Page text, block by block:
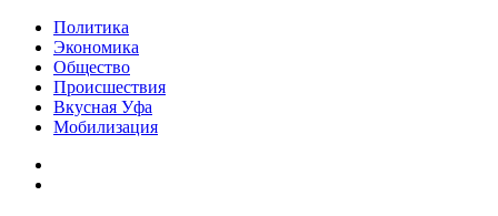
Политика
Экономика
Общество
Происшествия
Вкусная Уфа
Мобилизация